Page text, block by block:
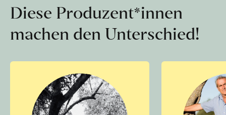
Diese Produzent*innen
machen den Unterschied!